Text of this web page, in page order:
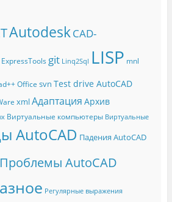
AutodeskCAD-
ExpressTools git Linq2Sql LISP mnl
Office svn Test drive AutoCAD
xmlАдаптация Архив
Виртуальные компьютеры Виртуальные
AutoCAD Падения AutoCAD
Проблемы AutoCAD
Регулярные выражения